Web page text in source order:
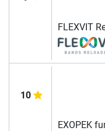
FLEXVIT
10
EXOPEK